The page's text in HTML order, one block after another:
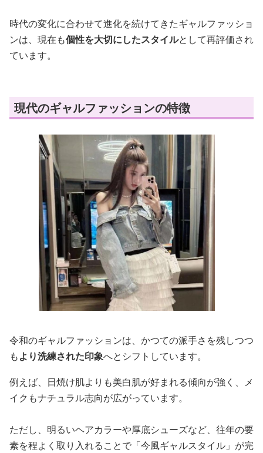
時代の変化に合わせて進化を続けてきたギャルファッショ
ンは、現在も個性を大切にしたスタイルとして再評価され
ています。
現代のギャルファッションの特徴
令和のギャルファッションは、かつての派手さを残しつつ
もより洗練された印象へとシフトしています。
例えば、日焼け肌よりも美白肌が好まれる傾向が強く、メ
イクもナチュラル志向が広がっています。
ただし、明るいヘアカラーや厚底シューズなど、往年の要
素を程よく取り入れることで「今風ギャルスタイル」が完